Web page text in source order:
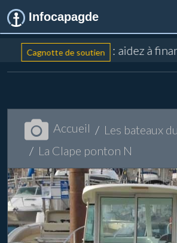
Infocapagde
Cagnotte de soutien : aidez à
Accueil
Les bateaux
La Clape ponton N